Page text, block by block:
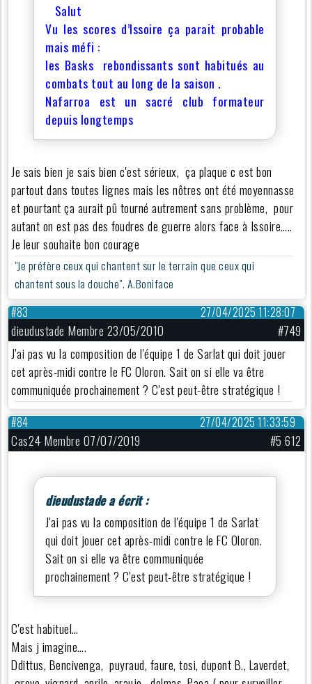
Salut
Vu les scores d’Issoire ça parait probable
mais méfi :
les Basks rebondissants sont habitués au
combats tout au long de la saison .
Nafarroa est un sacré club formateur
depuis longtemps
Je sais bien je sais bien c'est sérieux, ça plaque c est bon
partout dans toutes lignes mais les nôtres ont été moyennasse
et pourtant ça aurait pû tourné autrement sans problème, pour
autant on est pas des foudres de guerre alors face à Issoire…..
Je leur souhaite bon courage
"Je préfère ceux qui chantent sur le terrain que ceux qui
chantent sous la douche". A.Boniface
27/04/2025 11:28:07
#83
dieudustade Membre 23/05/2010
#749
J'ai pas vu la composition de l'équipe 1 de Sarlat qui doit jouer
cet après-midi contre le FC Oloron. Sait on si elle va être
communiquée prochainement ? C'est peut-être stratégique !
27/04/2025 11:33:59
#84
Cas24 Membre 07/07/2019 #5 612
dieudustade a écrit :
J'ai pas vu la composition de l'équipe 1 de Sarlat
qui doit jouer cet après-midi contre le FC Oloron.
Sait on si elle va être communiquée
prochainement ? C'est peut-être stratégique !
C'est habituel…
Mais j imagine….
Ddittus, Bencivenga, puyraud, faure, tosi, dupont B., Laverdet,